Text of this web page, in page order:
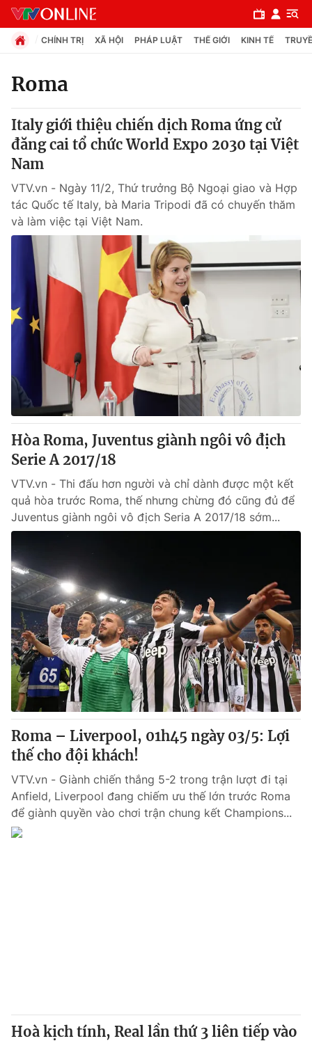
Chuyên mục
Chính trị
Pháp luật
Thế giới
Tin tức
Thế giới đó đây
Câu chuyện quốc tế
Kinh tế
Tài chính
Thị trường
Góc doanh nghiệp
Dữ liệu và đời sống
Truyền hình
Phim VTV
Hậu trường
Nhân vật
Khán giả
Giải sao mai
Giải trí
Điện ảnh
Âm nhạc
Đời sống
Du lịch
Làm đẹp
Chất lượng cuộc sống
Tuyển sinh
Học trực tuyến
Công nghệ
Hitech Công nghệ tương lai
Sản phẩm
Thị trường
Tư vấn
Giao lưu trực tuyến
Lịch phát sóng
Chuyên mục khác
Emagazine Podcast
Photo Infographic
Video Shorts video
VTV9 VTV8
CHÍNH TRỊ XÃ HỘI PHÁP LUẬT THẾ GIỚI KINH TẾ
Roma
Italy giới thiệu chiến dịch Roma ứng cử
đăng cai tổ chức World Expo 2030 tại Việt
Nam
VTV.vn - Ngày 11/2, Thứ trưởng Bộ Ngoại giao và Hợp
tác Quốc tế Italy, bà Maria Tripodi đã có chuyến thăm
và làm việc tại Việt Nam.
Hòa Roma, Juventus giành ngôi vô địch
Serie A 2017/18
VTV.vn - Thi đấu hơn người và chỉ dành được một kết
quả hòa trước Roma, thế nhưng chừng đó cũng đủ để
Juventus giành ngôi vô địch Seria A 2017/18 sớm...
Roma – Liverpool, 01h45 ngày 03/5: Lợi
thế cho đội khách!
VTV.vn - Giành chiến thắng 5-2 trong trận lượt đi tại
Anfield, Liverpool đang chiếm ưu thế lớn trước Roma
để giành quyền vào chơi trận chung kết Champions...
Hoà kịch tính, Real lần thứ 3 liên tiếp vào